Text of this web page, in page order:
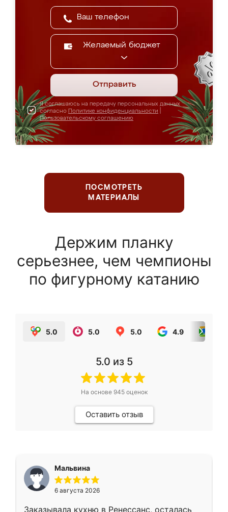
Желаемый бюджет
Отправить
Я соглашаюсь на передачу персональных данных
согласно Политике конфиденциальности
Пользовательскому соглашению
ПОСМОТРЕТЬ
МАТЕРИАЛЫ
Держим планку
серьезнее, чем чемпионы
по фигурному катанию
5.0 5.0 5.0 4.9
5.0 из 5
На основе 945оценок
Оставить отзыв
Мальвина
6 августа 2026
Заказывала кухню в Ренессанс, осталась